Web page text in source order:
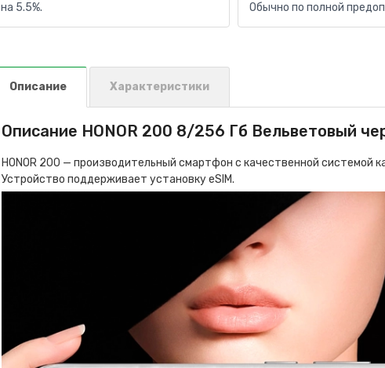
на 5.5%.
Обычно по полной
Описание Характеристики
Описание HONOR 200 8/256 Гб Вельветовый
HONOR 200 — производительный смартфон с качественной системой
Устройство поддерживает установку eSIM.